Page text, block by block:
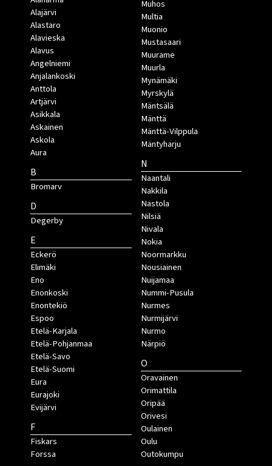
Alajärvi
Alastaro
Alavieska
Alavus
Angelniemi
Anjalankoski
Anttola
Artjärvi
Asikkala
Askainen
Askola
Aura
B
Bromarv
D
Degerby
E
Eckerö
Elimäki
Eno
Enonkoski
Enontekiö
Espoo
Etelä-Karjala
Etelä-Pohjanmaa
Etelä-Savo
Etelä-Suomi
Eura
Eurajoki
Evijärvi
F
Fiskars
Forssa
Muhos
Multia
Muonio
Mustasaari
Muurame
Muurla
Mynämäki
Myrskylä
Mäntsälä
Mänttä
Mänttä-Vilppula
Mäntyharju
N
Naantali
Nakkila
Nastola
Nilsiä
Nivala
Nokia
Noormarkku
Nousiainen
Nuijamaa
Nummi-Pusula
Nurmes
Nurmijärvi
Nurmo
Närpiö
O
Oravainen
Orimattila
Oripää
Orivesi
Oulainen
Oulu
Outokumpu